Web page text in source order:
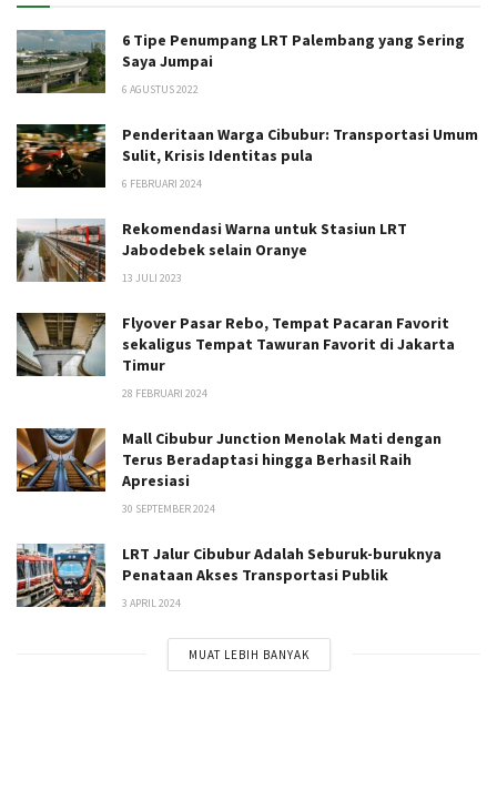
6 Tipe Penumpang LRT Palembang yang Sering
Saya Jumpai
6 AGUSTUS 2022
Penderitaan Warga Cibubur: Transportasi Umum
Sulit, Krisis Identitas pula
6 FEBRUARI 2024
Rekomendasi Warna untuk Stasiun LRT
Jabodebek selain Oranye
13 JULI 2023
Flyover Pasar Rebo, Tempat Pacaran Favorit
sekaligus Tempat Tawuran Favorit di Jakarta
Timur
28 FEBRUARI 2024
Mall Cibubur Junction Menolak Mati dengan
Terus Beradaptasi hingga Berhasil Raih
Apresiasi
30 SEPTEMBER 2024
LRT Jalur Cibubur Adalah Seburuk-buruknya
Penataan Akses Transportasi Publik
3 APRIL 2024
MUAT LEBIH BANYAK